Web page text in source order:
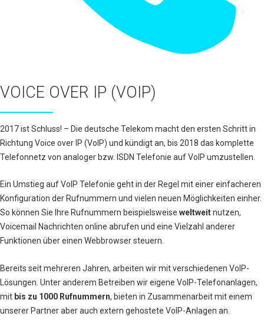
VOICE OVER IP (VOIP)
2017 ist Schluss! – Die deutsche Telekom macht den ersten Schritt in
Richtung Voice over IP (VoIP) und kündigt an, bis 2018 das komplette
Telefonnetz von analoger bzw. ISDN Telefonie auf VoIP umzustellen.
Ein Umstieg auf VoIP Telefonie geht in der Regel mit einer einfacheren
Konfiguration der Rufnummern und vielen neuen Möglichkeiten einher.
So können Sie Ihre Rufnummern beispielsweise weltweitnutzen,
Voicemail Nachrichten online abrufen und eine Vielzahl anderer
Funktionen über einen Webbrowser steuern.
Bereits seit mehreren Jahren, arbeiten wir mit verschiedenen VoIP-
Lösungen. Unter anderem Betreiben wir eigene VoIP-Telefonanlagen,
mit bis zu 1000 Rufnummern, bieten in Zusammenarbeit mit einem
unserer Partner aber auch extern gehostete VoIP-Anlagen an.